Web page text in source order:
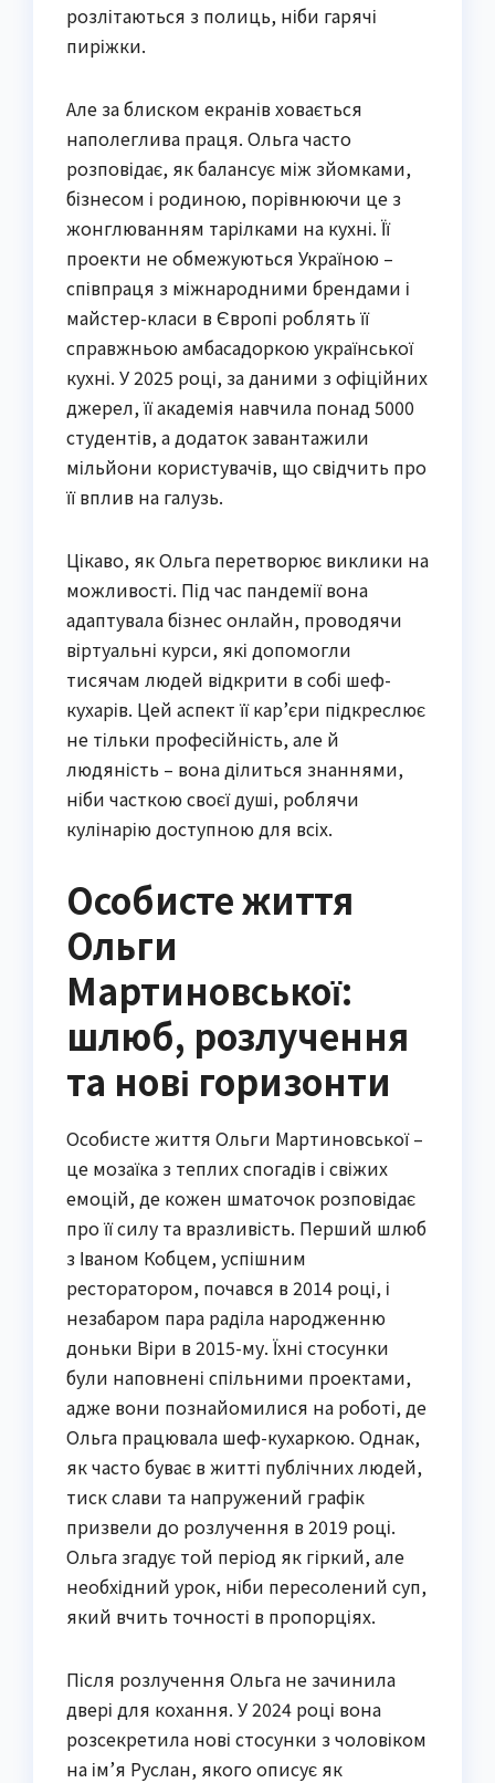
розлітаються з полиць, ніби гарячі
пиріжки.
Але за блиском екранів ховається
наполеглива праця. Ольга часто
розповідає, як балансує між зйомками,
бізнесом і родиною, порівнюючи це з
жонглюванням тарілками на кухні. Її
проекти не обмежуються Україною –
співпраця з міжнародними брендами і
майстер-класи в Європі роблять її
справжньою амбасадоркою української
кухні. У 2025 році, за даними з офіційних
джерел, її академія навчила понад 5000
студентів, а додаток завантажили
мільйони користувачів, що свідчить про
її вплив на галузь.
Цікаво, як Ольга перетворює виклики на
можливості. Під час пандемії вона
адаптувала бізнес онлайн, проводячи
віртуальні курси, які допомогли
тисячам людей відкрити в собі шеф-
кухарів. Цей аспект її кар’єри підкреслює
не тільки професійність, але й
людяність – вона ділиться знаннями,
ніби часткою своєї душі, роблячи
кулінарію доступною для всіх.
Особисте життя
Ольги
Мартиновської:
шлюб, розлучення
та нові горизонти
Особисте життя Ольги Мартиновської –
це мозаїка з теплих спогадів і свіжих
емоцій, де кожен шматочок розповідає
про її силу та вразливість. Перший шлюб
з Іваном Кобцем, успішним
ресторатором, почався в 2014 році, і
незабаром пара раділа народженню
доньки Віри в 2015-му. Їхні стосунки
були наповнені спільними проектами,
адже вони познайомилися на роботі, де
Ольга працювала шеф-кухаркою. Однак,
як часто буває в житті публічних людей,
тиск слави та напружений графік
призвели до розлучення в 2019 році.
Ольга згадує той період як гіркий, але
необхідний урок, ніби пересолений суп,
який вчить точності в пропорціях.
Після розлучення Ольга не зачинила
двері для кохання. У 2024 році вона
розсекретила нові стосунки з чоловіком
на ім’я Руслан, якого описує як